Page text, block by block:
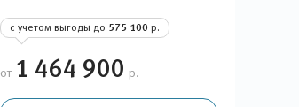
с учетом выгоды до 575 100 р.
от 1 464 900 р.